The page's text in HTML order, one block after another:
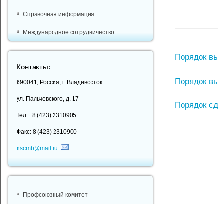
Порядок
Порядок
Порядок
Справочная информация
Международное сотрудничество
Контакты:
690041, Россия, г. Владивосток
ул. Пальчевского, д. 17
Тел.: 8 (423) 2310905
Факс: 8 (423) 2310900
nscmb@mail.ru
Профсоюзный комитет